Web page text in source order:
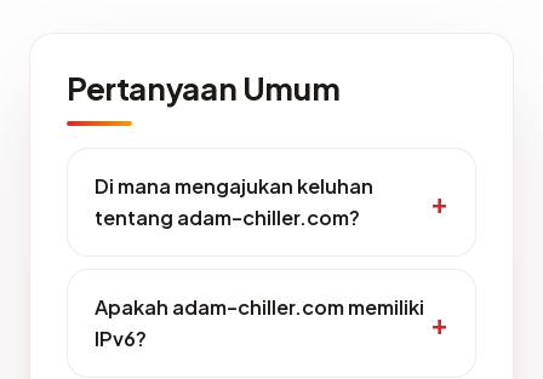
Pertanyaan Umum
Di mana mengajukan keluhan
tentang adam-chiller.com?
Apakah adam-chiller.com memiliki
IPv6?